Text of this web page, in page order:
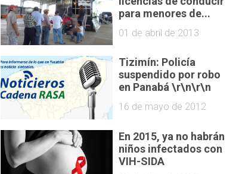
para menores de...
01 de abril de 2013
Tizimín: Policía
suspendido por robo
en Panabá \r\n\r\n
16 de mayo de 2012
En 2015, ya no habrán
niños infectados con
VIH-SIDA